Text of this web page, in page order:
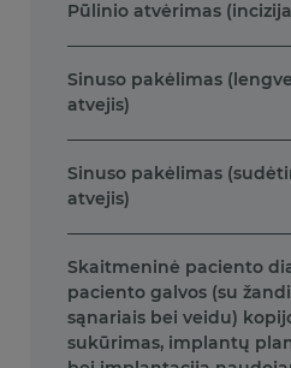
Pūlinio atvėrimas
Sinuso pakėlimas
atvejis)
Sinuso pakėlimas
atvejis)
Skaitmeninė paciento
paciento galvos (su
sąnariais bei veidu)
sukūrimas, implantų